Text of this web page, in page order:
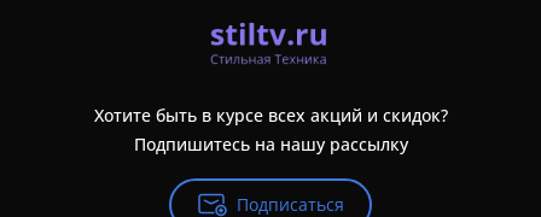
Хотите быть в курсе всех акций и скидок?
Подпишитесь на нашу рассылку
Подписаться